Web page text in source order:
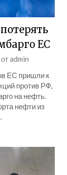
ЕС
отadmin
ЕС пришли к
против РФ,
на нефть.
нефти из